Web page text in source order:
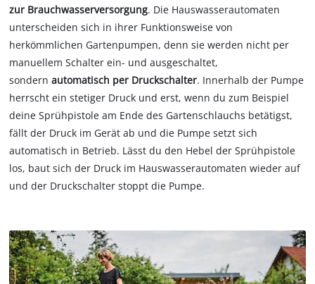
zur Brauchwasserversorgung. Die Hauswasserautomaten
unterscheiden sich in ihrer Funktionsweise von
herkömmlichen Gartenpumpen, denn sie werden nicht per
manuellem Schalter ein- und ausgeschaltet,
sondernautomatisch per Druckschalter. Innerhalb der Pumpe
herrscht ein stetiger Druck und erst, wenn du zum Beispiel
deine Sprühpistole am Ende des Gartenschlauchs betätigst,
fällt der Druck im Gerät ab und die Pumpe setzt sich
automatisch in Betrieb. Lässt du den Hebel der Sprühpistole
los, baut sich der Druck im Hauswasserautomaten wieder auf
und der Druckschalter stoppt die Pumpe.